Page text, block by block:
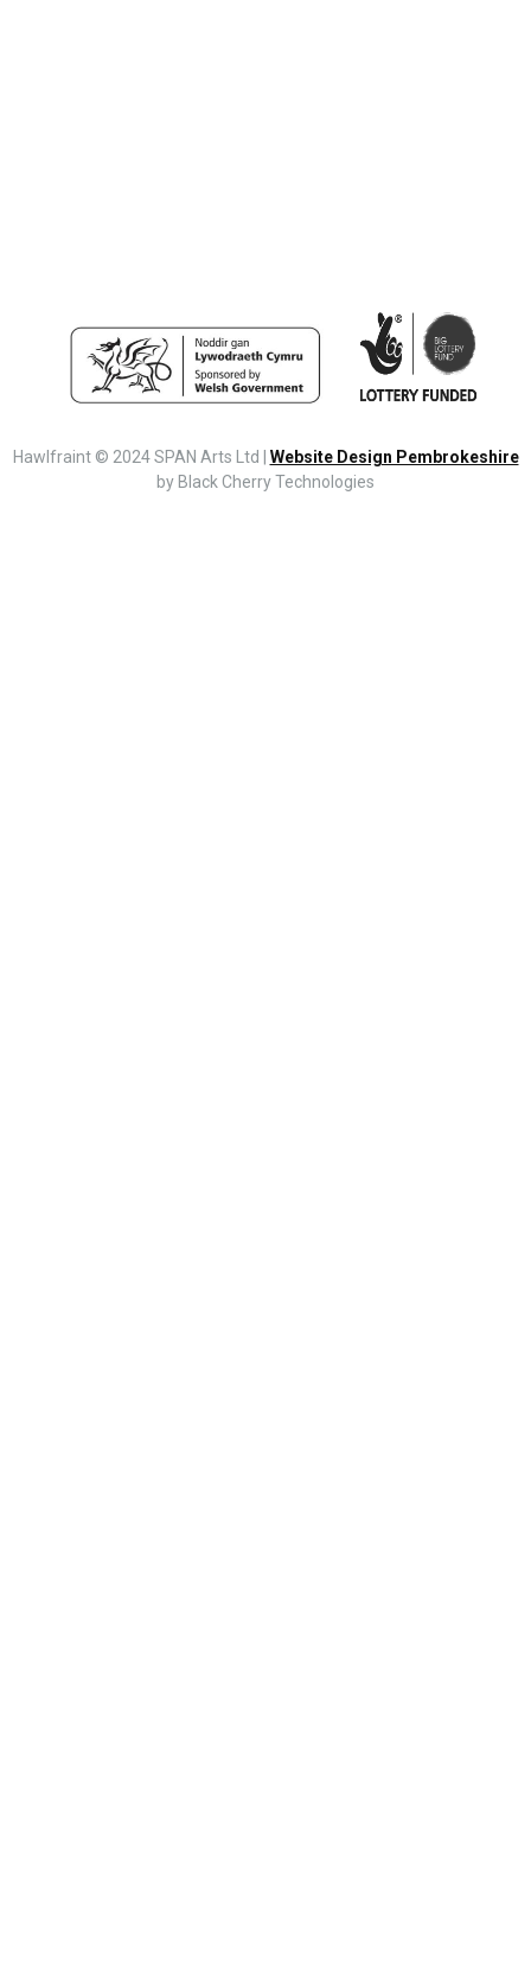
Hawlfraint © 2024 SPAN Arts Ltd | Website Design Pembrokeshire
by Black Cherry Technologies